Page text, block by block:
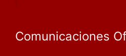
Comunicaciones